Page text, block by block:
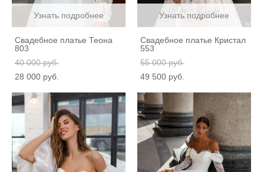
Узнать подробнее
Свадебное платье Теона
803
40 000 pуб.
28 000 pуб.
Узнать подробнее
Свадебное платье Кристал
553
55 000 pуб.
49 500 pуб.